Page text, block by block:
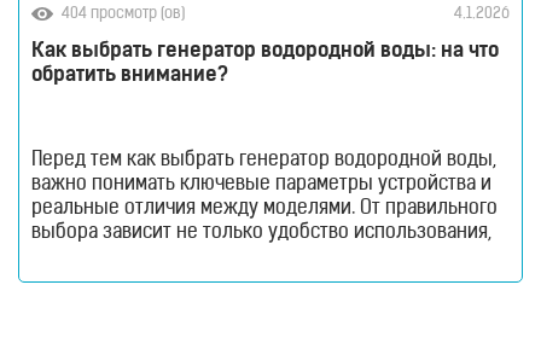
404 просмотр (ов) 4.1.2026
Как выбрать генератор водородной воды: на что
обратить внимание?
Перед тем как выбрать генератор водородной воды,
важно понимать ключевые параметры устройства и
реальные отличия между моделями. От правильного
выбора зависит не только удобство использования,
Генераторы водородной воды стремительно